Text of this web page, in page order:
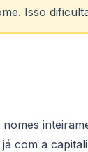
Isso
com a